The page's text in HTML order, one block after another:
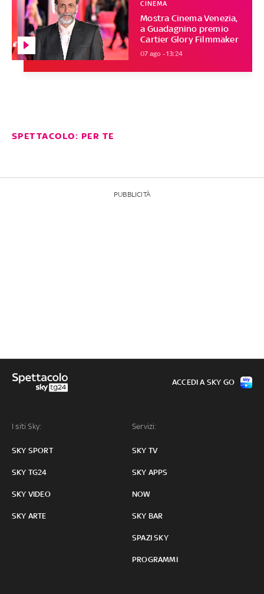
Mostra Cinema Venezia,
a Guadagnino premio
Cartier Glory Filmmaker
CINEMA
07 ago - 13:24
SPETTACOLO: PER TE
PUBBLICITÀ
I siti Sky:
SKY SPORT
SKY TG24
SKY VIDEO
SKY ARTE
Servizi:
SKY TV
SKY APPS
NOW
SKY BAR
SPAZI SKY
PROGRAMMI
ACCEDI A SKY GO